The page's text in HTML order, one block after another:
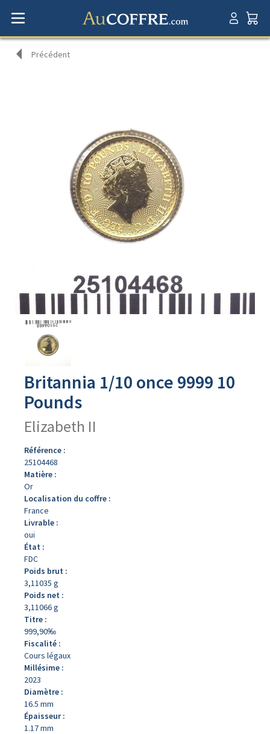
Précédent
Avers
produit
Britannia 1/10 once 9999 10
Pounds
Elizabeth II
Référence :
25104468
Matière :
Or
Localisation du coffre :
France
Livrable :
oui
État :
FDC
Poids brut :
3,11035 g
Poids net :
3,11066 g
Titre :
999,90‰
Fiscalité :
Cours légaux
Millésime :
2023
Diamètre :
16.5 mm
Épaisseur :
1.17 mm